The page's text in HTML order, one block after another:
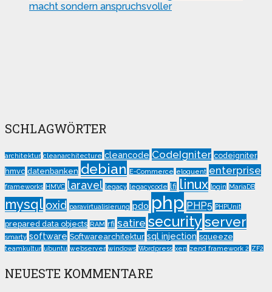
macht sondern anspruchsvoller
SCHLAGWÖRTER
architektur cleanarchitecture cleancode CodeIgniter codeigniter
hmvc datenbanken debian E-Commerce eloquent enterprise
frameworks HMVC laravel legacy legacycode lfi linux login MariaDB
mysql oxid paravirtualisierung pdo php PHP5 PHPUnit
prepared data objects RAM rfi satire securityserver
smarty software Softwarearchitektur sql injection squeeze
teamkultur ubuntu webserver windows Wordpress xen zend framework 2 ZF2
NEUESTE KOMMENTARE